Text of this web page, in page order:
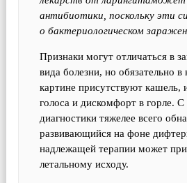
антибиотики, поскольку эти
о бактериологическом
Признаки могут отличаться в
вида болезни, но обязательно в
картине присутствуют кашель,
голоса и дискомфорт в горле. С
диагностики тяжелее всего
развивающийся на фоне
надлежащей терапии может
летальному исходу.